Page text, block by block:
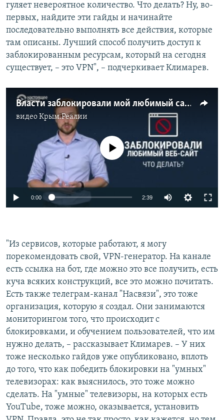
гуляет невероятное количество. Что делать? Ну, во-
первых, найдите эти гайды и начинайте
последовательно выполнять все действия, которые
там описаны. Лучший способ получить доступ к
заблокированным ресурсам, который на сегодня
существует, – это VPN", – подчеркивает Климарев.
Власти заблокировали мой любимый сайт. Что делать?
видеоКрым.Реалии
Auto 240p 360p
720p 1080p
No media source currently available
0:00 2:39
1080p
"Из сервисов, которые работают, я могу
порекомендовать свой, VPN-генератор. На канале
есть ссылка на бот, где можно это все получить, есть
куча всяких конструкций, все это можно почитать.
Есть также телеграм-канал "Насвязи", это тоже
организация, которую я создал. Они занимаются
мониторингом того, что происходит с
блокировками, и обучением пользователей, что им
нужно делать, – рассказывает Климарев. – У них
тоже несколько гайдов уже опубликовано, вплоть
до того, что как победить блокировки на "умных"
телевизорах: как выяснилось, это тоже можно
сделать. На "умные" телевизоры, на которых есть
YouTube, тоже можно, оказывается, установить